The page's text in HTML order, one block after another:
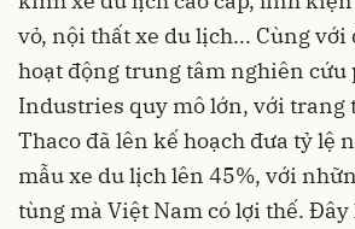
vỏ, nội thất xe du lịch... Cùng với
hoạt động trung tâm nghiên cứu
Industries quy mô lớn, với trang
Thaco đã lên kế hoạch đưa tỷ lệ
mẫu xe du lịch lên 45%, với
tùng mà Việt Nam có lợi thế.